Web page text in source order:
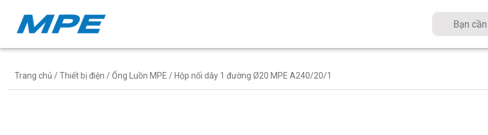
Trang chủ /Thiết bị điện /Ống Luồn MPE / Hộp nối dây 1 đường Ø20 MPE A240/20/1